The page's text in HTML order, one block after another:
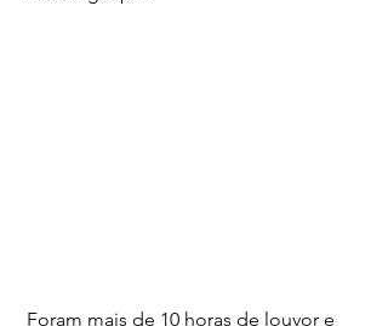
Foram mais de 10 horas de louvor e